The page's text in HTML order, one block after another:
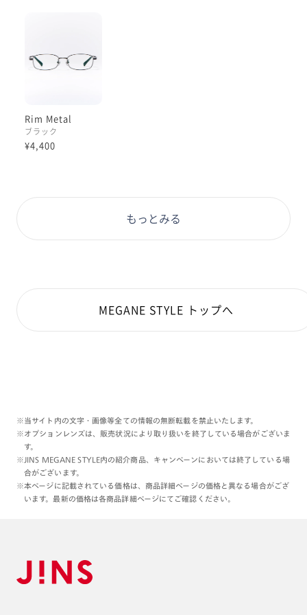
#PD58 #丸顔 #PCウィンター
Rim Metal
ブラック
¥4,400
もっとみる
MEGANE STYLE トップへ
※当サイト内の文字・画像等全ての情報の無断転載を禁止いたします。
※オプションレンズは、販売状況により取り扱いを終了している場合がございま
す。
※JINS MEGANE STYLE内の紹介商品、キャンペーンにおいては終了している場
合がございます。
※本ページに記載されている価格は、商品詳細ページの価格と異なる場合がござ
います。最新の価格は各商品詳細ページにてご確認ください。